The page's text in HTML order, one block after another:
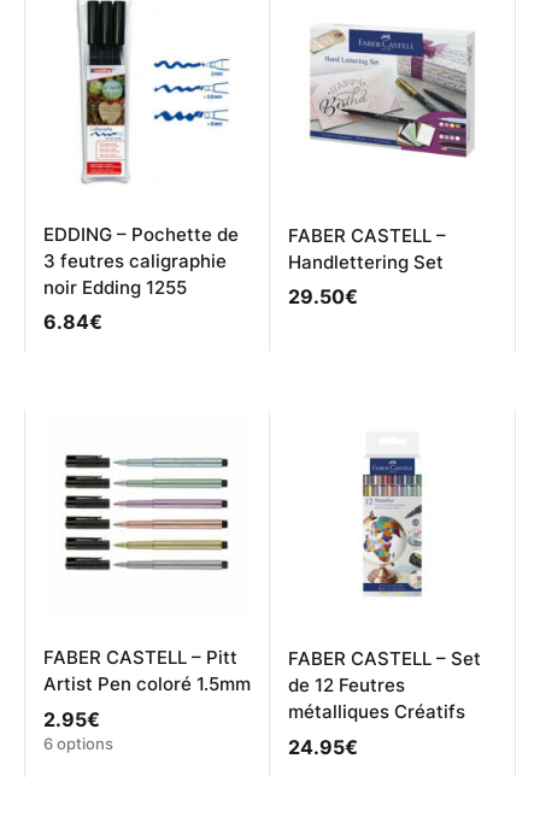
EDDING – Pochette de
3 feutres caligraphie
noir Edding 1255
6.84€
FABER CASTELL –
Handlettering Set
29.50€
FABER CASTELL – Pitt
Artist Pen coloré 1.5mm
2.95€
Ce
6 options
FABER CASTELL – Set
de 12 Feutres
métalliques Créatifs
24.95€